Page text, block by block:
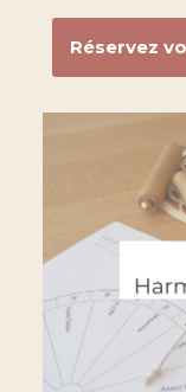
Réservez